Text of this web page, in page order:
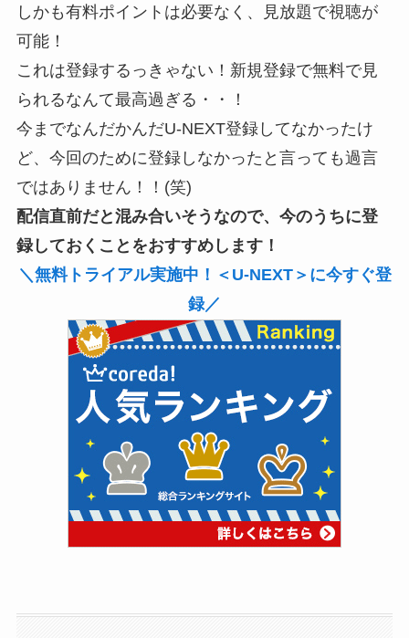
しかも有料ポイントは必要なく、
見放題で視聴が
可能！
これは登録するっきゃない！新規登録で無料で見
られるなんて最高過ぎる・・！
今までなんだかんだU-NEXT登録してなかったけ
ど、今回のために登録しなかったと言っても過言
ではありません！！(笑)
配信直前だと混み合いそうなので、今のうちに登
録しておくことをおすすめします！
＼無料トライアル実施中！＜U-NEXT＞に今すぐ登
録／